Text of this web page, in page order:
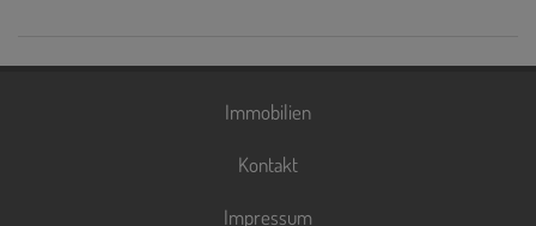
Immobilien
Kontakt
Impressum